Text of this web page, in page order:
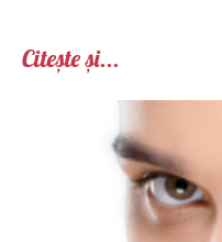
Citește și...